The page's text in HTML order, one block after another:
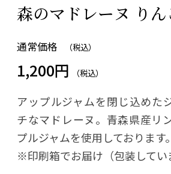
森のマドレーヌ りん
通常価格 （税込）
1,200円 （税込）
アップルジャムを閉じ込めた
チなマドレーヌ。青森県産リ
プルジャムを使用しております。
※印刷箱でお届け（包装してい